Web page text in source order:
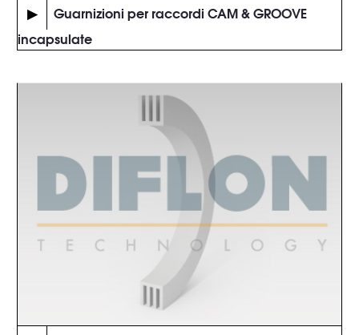
▶
Guarnizioni per raccordi CAM & GROOVE
incapsulate